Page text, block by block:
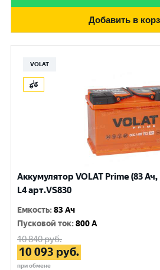
Добавить в
VOLAT
Аккумулятор VOLAT Prime (83
L4 арт.VS830
Емкость:83 Ач
Пусковой ток:800 A
10 840руб.
10 093 руб.
при обмене